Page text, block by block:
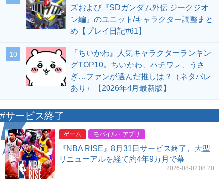
ズおよび『SDガンダム外伝 ジークジオ
ン編』のユニット/キャラクター調整まと
め【プレイ日記#61】
10
『ちいかわ』人気キャラクターランキン
グTOP10。ちいかわ、ハチワレ、うさ
ぎ…ファンが選んだ推しは？（ネタバレ
あり）【2026年4月最新版】
#サービス終了
ゲーム モバイル・アプリ
『NBA RISE』8月31日サービス終了。大型
リニューアルを経て約4年9カ月で幕
2026-08-02 08:20